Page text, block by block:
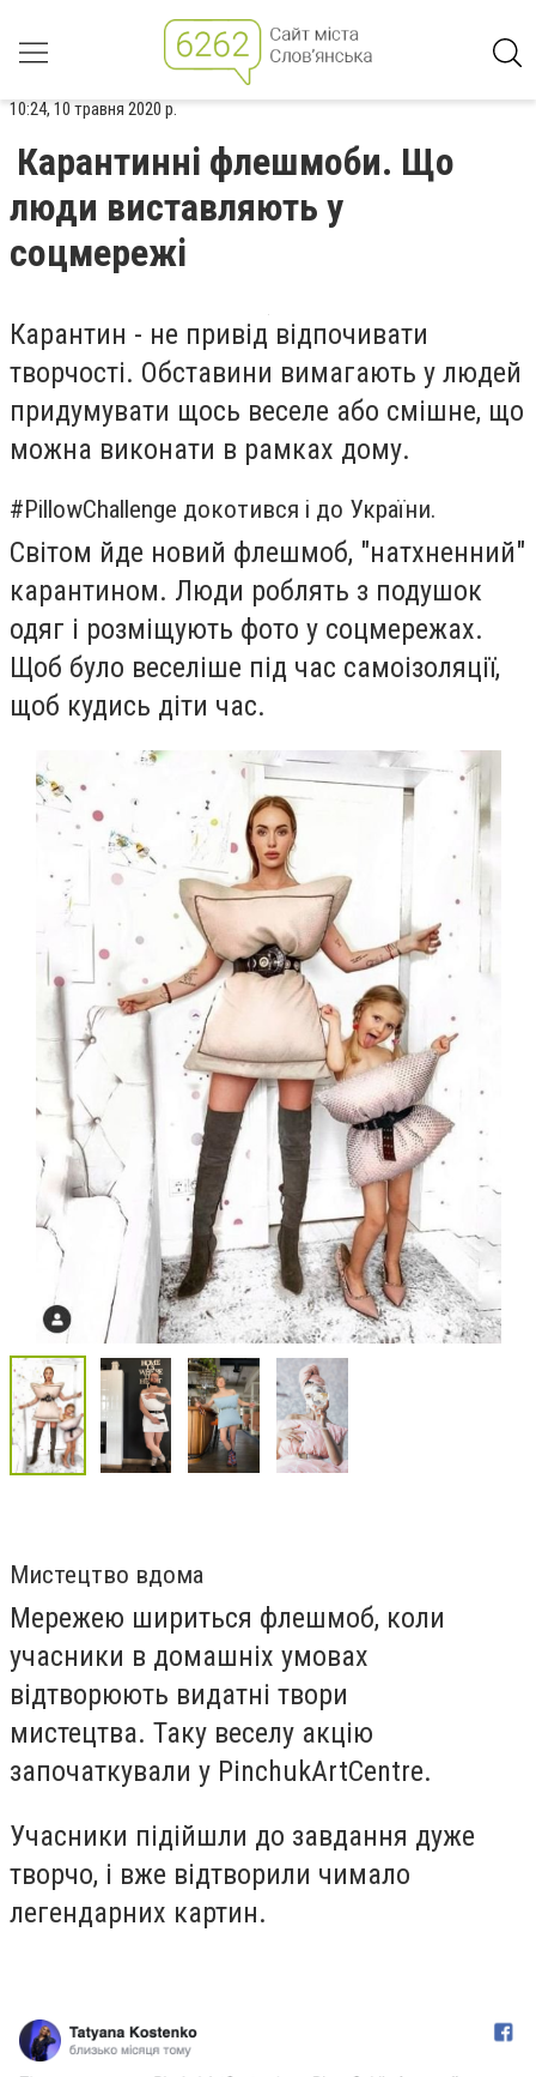
10:24, 10 травня 2020 р.
Карантинні флешмоби. Що
люди виставляють у
соцмережі
Карантин - не привід відпочивати
творчості. Обставини вимагають у людей
придумувати щось веселе або смішне, що
можна виконати в рамках дому.
#PillowChallenge докотився і до України.
Світом йде новий флешмоб, "натхненний"
карантином. Люди роблять з подушок
одяг і розміщують фото у соцмережах.
Щоб було веселіше під час самоізоляції,
щоб кудись діти час.
Мистецтво вдома
Мережею шириться флешмоб, коли
учасники в домашніх умовах
відтворюють видатні твори
мистецтва. Таку веселу акцію
започаткували у PinchukArtCentre.
Учасники підійшли до завдання дуже
творчо, і вже відтворили чимало
легендарних картин.